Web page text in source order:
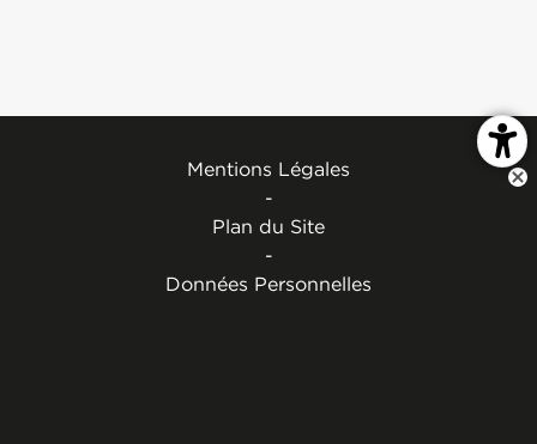
Mentions Légales
-
Plan du Site
-
Données Personnelles